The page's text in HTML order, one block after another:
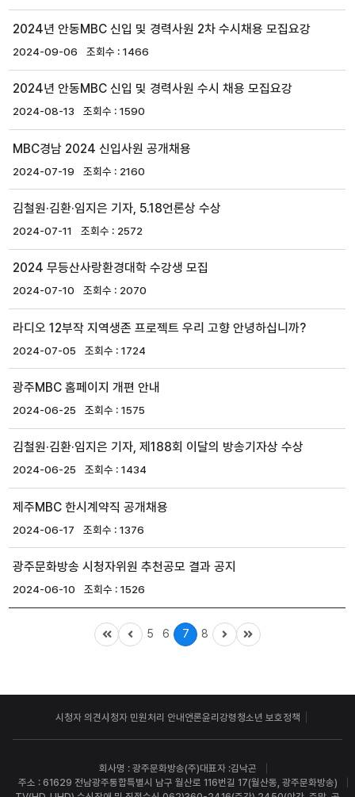
2024년 안동MBC 신입 및 경력사원 2차 수시채용 모집요강
2024-09-06 1466
2024년 안동MBC 신입 및 경력사원 수시 채용 모집요강
2024-08-13 1590
MBC경남 2024 신입사원 공개채용
2024-07-19 2160
김철원·김환·임지은 기자, 5.18언론상 수상
2024-07-11 2572
2024 무등산사랑환경대학 수강생 모집
2024-07-10 2070
라디오 12부작 지역생존 프로젝트 우리 고향 안녕하십니까?
2024-07-05 1724
광주MBC 홈페이지 개편 안내
2024-06-25 1575
김철원·김환·임지은 기자, 제188회 이달의 방송기자상 수상
2024-06-25 1434
제주MBC 한시계약직 공개채용
2024-06-17 1376
광주문화방송 시청자위원 추천공모 결과 공지
2024-06-10 1526
5 6 7 8
시청자 의견시청자 민원처리 안내언론윤리강령 청소년 보호정책
회사명 : 광주문화방송(주)대표자 :김낙곤
주소 : 61629 전남광주통합특별시 남구 월산로 116번길 17(월산동, 광주문화방송)